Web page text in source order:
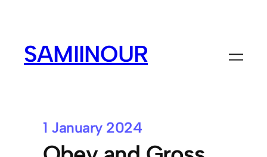
SAMIINOUR
1 January 2024